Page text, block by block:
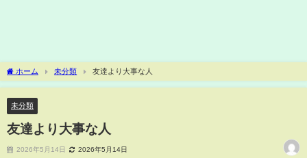
ホーム 未分類 友達より大事な人
未分類
友達より大事な人
2026年5月14日 2026年5月14日